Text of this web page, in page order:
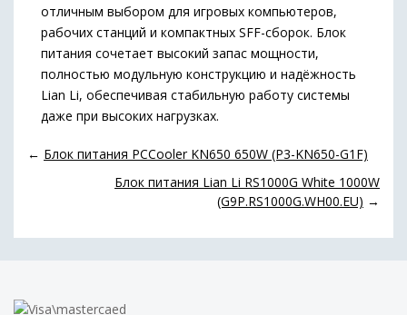
отличным выбором для игровых компьютеров,
рабочих станций и компактных SFF-сборок. Блок
питания сочетает высокий запас мощности,
полностью модульную конструкцию и надёжность
Lian Li, обеспечивая стабильную работу системы
даже при высоких нагрузках.
← Блок питания PCCooler KN650 650W (P3-KN650-G1F)
Блок питания Lian Li RS1000G White 1000W
(G9P.RS1000G.WH00.EU) →